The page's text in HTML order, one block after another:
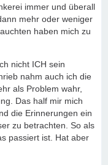
immer und überall
mehr oder weniger
haben mich zu
nicht ICH sein
nahm auch ich die
als Problem wahr,
Das half mir mich
die Erinnerungen ein
zu betrachten. So als
passiert ist. Hat aber